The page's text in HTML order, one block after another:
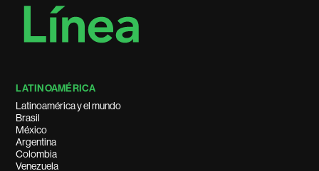
LATINOAMÉRICA
Latinoamérica y el mundo
Brasil
México
Argentina
Colombia
Venezuela